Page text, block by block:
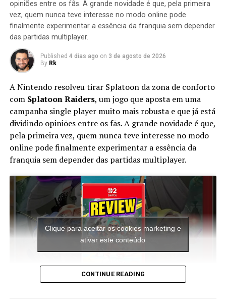
O Asus ZenFone 6 é um produto com poucos
concorrentes em termos de multimídia graças à câmera
de 48 megapixels que permite tirar fotos fantásticas
com uma resolução de 8000×6000 pixels e gravar vídeos
em 4K a espantosa resolução de 3840×2160 pixels. A
espessura de 9.2 milímetros é realmente ótima e torna o
Asus ZenFone 6 ainda mais espetacular.
Aprendendo a história por trás do design do Zenfone 6,
ganhamos mais reconhecimento pelo produto final. Por
exemplo, a equipe queria uma bateria grande com
grande longevidade, o que tornou a 18W QC4.0 a melhor
opção. Mais energia e longevidade e capacidade da
bateria teriam sido reduzidas.
Tenha em mente que a Asus queria se encaixar em certas
dimensões físicas para tornar confortável o corpo de
metal e vidro do telefone. E nós achamos que isso
aconteceu.
mais nítida do que um PenTile OLED. E é um painel de
alta qualidade com renderização de cores sólidas e
opiniões entre os fãs. A grande novidade é que, pela primeira
vez, quem nunca teve interesse no modo online pode
finalmente experimentar a essência da franquia sem depender
das partidas multiplayer.
Published 4 dias ago on 3 de agosto de 2026
By Rk
A Nintendo resolveu tirar Splatoon da zona de conforto
com Splatoon Raiders, um jogo que aposta em uma
campanha single player muito mais robusta e que já está
dividindo opiniões entre os fãs. A grande novidade é que,
pela primeira vez, quem nunca teve interesse no modo
online pode finalmente experimentar a essência da
franquia sem depender das partidas multiplayer.
Clique para aceitar os cookies marketing e
ativar este conteúdo
A aventura leva o jogador para ilhas inéditas e diferentes
CONTINUE READING